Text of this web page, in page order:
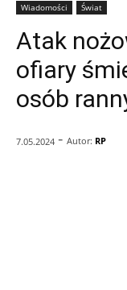
Wiadomości Świat
Atak
ofiary
osób
7.05.2024 - Autor: RP